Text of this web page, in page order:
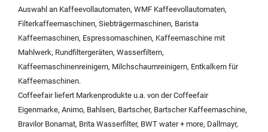
Auswahl an Kaffeevollautomaten, WMF Kaffeevollautomaten,
Filterkaffeemaschinen, Siebträgermaschinen, Barista
Kaffeemaschinen, Espressomaschinen, Kaffeemaschine mit
Mahlwerk, Rundfiltergeräten, Wasserfiltern,
Kaffeemaschinenreinigern, Milchschaumreinigern, Entkalkern für
Kaffeemaschinen.
Coffeefair liefert Markenprodukte u.a. von derCoffeefair
Eigenmarke, Animo, Bahlsen, Bartscher, Bartscher Kaffeemaschine,
Bravilor Bonamat, Brita Wasserfilter, BWT water + more, Dallmayr,